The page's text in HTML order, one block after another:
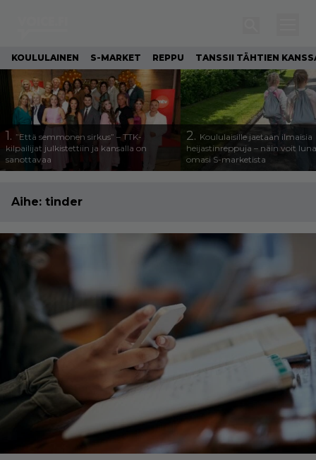
KOULULAINEN S-MARKET REPPU TANSSII TÄHTIEN
1. ”Että semmonen sirkus” – TTK-
kilpailijat julkistettiin ja kansalla on
sanottavaa
2. Koululaisille jaetaan ilmaisia
heijastinreppuja – näin voit
omasi S-marketista
Aihe: tinder